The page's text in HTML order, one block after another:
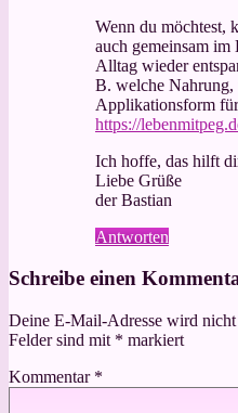
Wenn du möchtest,
auch gemeinsam im
Alltag wieder
B. welche
Applikationsform
https://
Ich hoffe, das hilft
Liebe Grüße
der Bastian
Antworten
Schreibe einen
Deine E-Mail-Adresse wird
Felder sind mit * markiert
Kommentar *